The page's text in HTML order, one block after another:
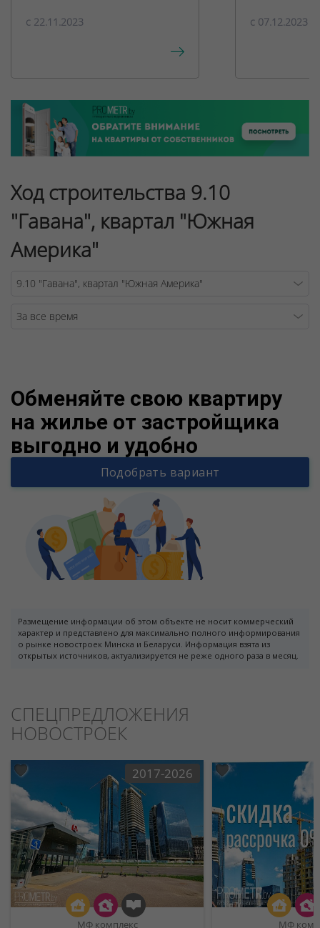
c 22.11.2023 c 07.12.2023
Ход строительства 9.10
"Гавана", квартал "Южная
Америка"
Обменяйте свою квартиру
на жилье от застройщика
выгодно и удобно
Подобрать вариант
Размещение информации об этом объекте не носит коммерческий
характер и представлено для максимально полного информирования
о рынке новостроек Минска и Беларуси. Информация взята из
открытых источников, актуализируется не реже одного раза в месяц.
СПЕЦПРЕДЛОЖЕНИЯ
НОВОСТРОЕК
2017-2026
МФ комплекс МФ